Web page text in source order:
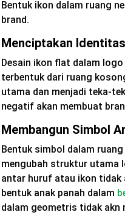
Bentuk ikon dalam ruang
brand.
Menciptakan
Desain ikon flat dalam
terbentuk dari ruang
utama dan menjadi teka-
negatif akan membuat
Membangun Simbol
Bentuk simbol dalam
mengubah struktur utama
antar huruf atau ikon tidak
bentuk anak panah dalam
dalam geometris tidak akn